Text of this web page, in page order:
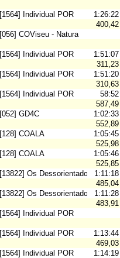
[1564] Individual POR 1:26:22
400,42
[056] COViseu - Natura
[1564] Individual POR 1:51:07
311,23
[1564] Individual POR 1:51:20
310,63
[1564] Individual POR 58:52
587,49
[052] GD4C 1:02:33
552,89
[128] COALA 1:05:45
525,98
[128] COALA 1:05:46
525,85
[13822] Os Dessorientados 1:11:18
485,04
[13822] Os Dessorientados 1:11:28
483,91
[1564] Individual POR
[1564] Individual POR 1:13:44
469,03
[1564] Individual POR 1:14:19